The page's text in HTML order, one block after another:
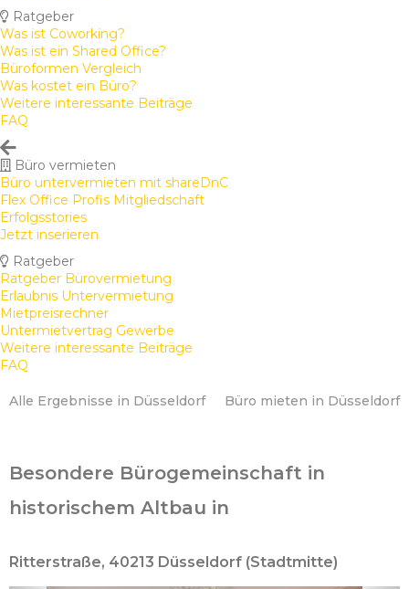
Ratgeber
Was ist Coworking?
Was ist ein Shared Office?
Büroformen Vergleich
Was kostet ein Büro?
Weitere interessante Beiträge
FAQ
Büro vermieten
Büro untervermieten mit shareDnC
Flex Office Profis Mitgliedschaft
Erfolgsstories
Jetzt inserieren
Ratgeber
Ratgeber Bürovermietung
Erlaubnis Untervermietung
Mietpreisrechner
Untermietvertrag Gewerbe
Weitere interessante Beiträge
FAQ
Alle Ergebnisse in Düsseldorf Büro mieten in Düsseldorf
Besondere Bürogemeinschaft in
historischem Altbau in
Ritterstraße, 40213 Düsseldorf (Stadtmitte)